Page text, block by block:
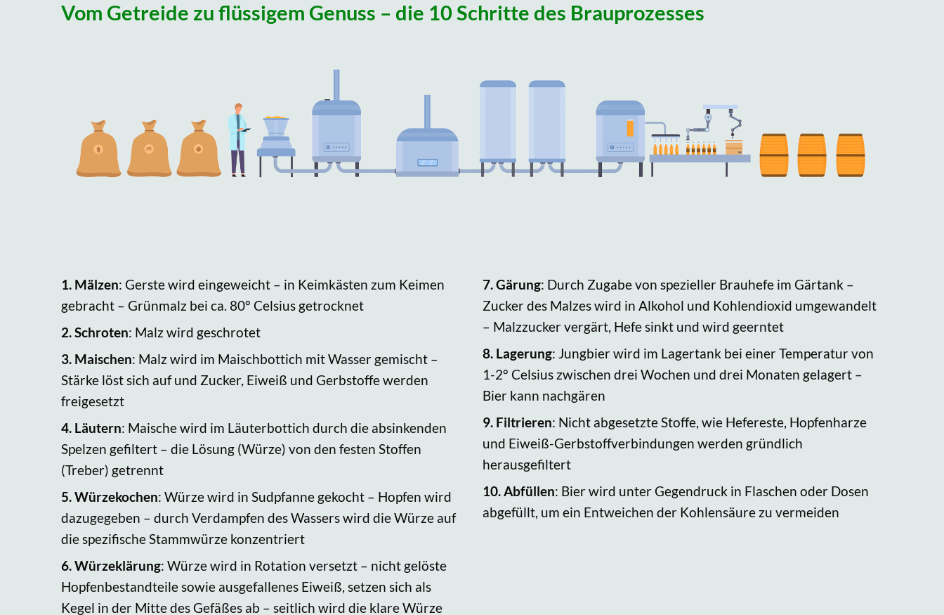
Vom Getreide zu flüssigem Genuss – die 10 Schritte des Brauprozesses
1. Mälzen: Gerste wird eingeweicht – in Keimkästen zum Keimen
gebracht – Grünmalz bei ca. 80° Celsius getrocknet
2.Schroten: Malz wird geschrotet
3. Maischen: Malz wird im Maischbottich mit Wasser gemischt –
Stärke löst sich auf und Zucker, Eiweiß und Gerbstoffe werden
freigesetzt
4. Läutern: Maische wird im Läuterbottich durch die absinkenden
Spelzen gefiltert – die Lösung (Würze) von den festen Stoffen
(Treber) getrennt
5.Würzekochen: Würze wird in Sudpfanne gekocht – Hopfen wird
dazugegeben – durch Verdampfen des Wassers wird die Würze auf
die spezifische Stammwürze konzentriert
6.Würzeklärung: Würze wird in Rotation versetzt – nicht gelöste
Hopfenbestandteile sowie ausgefallenes Eiweiß, setzen sich als
Kegel in der Mitte des Gefäßes ab – seitlich wird die klare Würze
7.Gärung: Durch Zugabe von spezieller Brauhefe im Gärtank –
Zucker des Malzes wird in Alkohol und Kohlendioxid umgewandelt
– Malzzucker vergärt, Hefe sinkt und wird geerntet
8. Lagerung: Jungbier wird im Lagertank bei einer Temperatur von
1-2° Celsius zwischen drei Wochen und drei Monaten gelagert –
Bier kann nachgären
9. Filtrieren: Nicht abgesetzte Stoffe, wie Hefereste, Hopfenharze
und Eiweiß-Gerbstoffverbindungen werden gründlich
herausgefiltert
10.Abfüllen: Bier wird unter Gegendruck in Flaschen oder Dosen
abgefüllt, um ein Entweichen der Kohlensäure zu vermeiden